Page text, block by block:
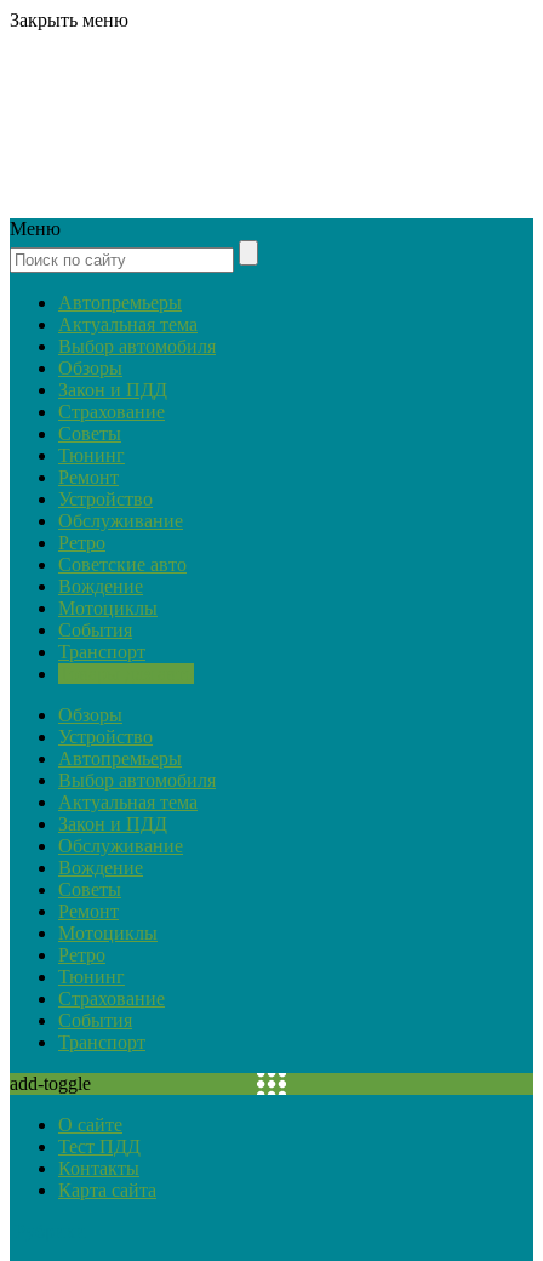
Закрыть меню
Меню
Автопремьеры
Актуальная тема
Выбор автомобиля
Обзоры
Закон и ПДД
Страхование
Советы
Тюнинг
Ремонт
Устройство
Обслуживание
Ретро
Советские авто
Вождение
Мотоциклы
События
Транспорт
Обзоры
Устройство
Автопремьеры
Выбор автомобиля
Актуальная тема
Закон и ПДД
Обслуживание
Вождение
Советы
Ремонт
Мотоциклы
Ретро
Тюнинг
Страхование
События
Транспорт
add-toggle
О сайте
Тест ПДД
Контакты
Карта сайта